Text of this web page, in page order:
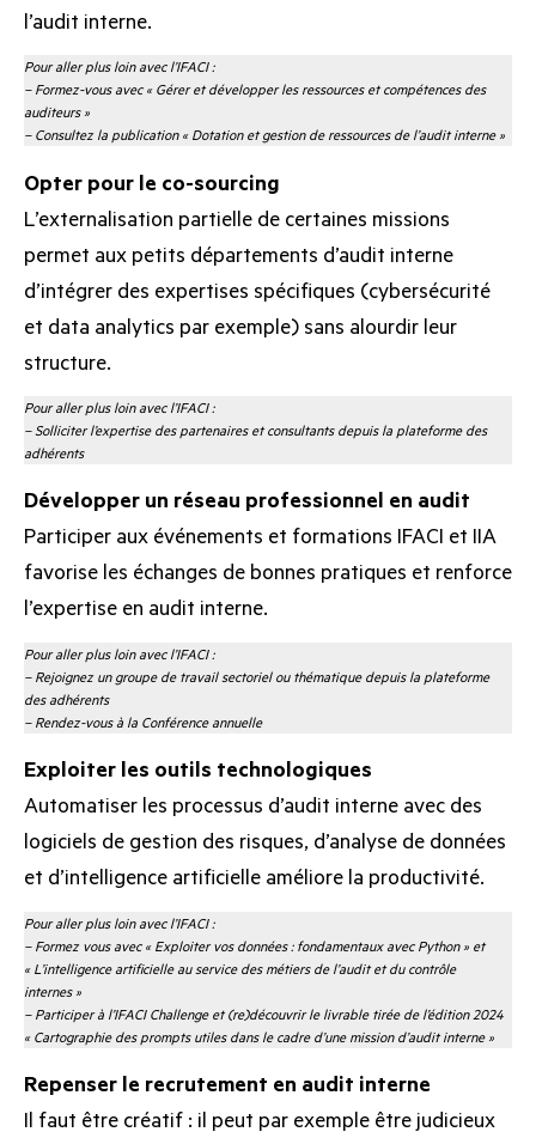
l’audit interne.
Pour aller plus loin avec l’IFACI :
– Formez-vous avec « Gérer et développer les ressources et compétences des
auditeurs »
– Consultez la publication « Dotation et gestion de ressources de l’audit interne »
Opter pour le co-sourcing
L’externalisation partielle de certaines missions
permet aux petits départements d’audit interne
d’intégrer des expertises spécifiques (cybersécurité
et data analytics par exemple) sans alourdir leur
structure.
Pour aller plus loin avec l’IFACI :
– Solliciter l’expertise des partenaires et consultants depuis la plateforme des
adhérents
Développer un réseau professionnel en audit
Participer aux événements et formations IFACI et IIA
favorise les échanges de bonnes pratiques et renforce
l’expertise en audit interne.
Pour aller plus loin avec l’IFACI :
– Rejoignez un groupe de travail sectoriel ou thématique depuis la plateforme
des adhérents
– Rendez-vous à la Conférence annuelle
Exploiter les outils technologiques
Automatiser les processus d’audit interne avec des
logiciels de gestion des risques, d’analyse de données
et d’intelligence artificielle améliore la productivité.
Pour aller plus loin avec l’IFACI :
– Formez vous avec « Exploiter vos données : fondamentaux avec Python » et
« L’intelligence artificielle au service des métiers de l’audit et du contrôle
internes »
– Participer à l’IFACI Challenge et (re)découvrir le livrable tirée de l’édition 2024
« Cartographie des prompts utiles dans le cadre d’une mission d’audit interne »
Repenser le recrutement en audit interne
Il faut être créatif : il peut par exemple être judicieux